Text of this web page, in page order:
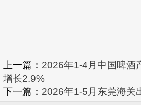
上一篇： 2026年1-4月中国啤酒
增长2.9%
下一篇： 2026年1-5月东莞海关